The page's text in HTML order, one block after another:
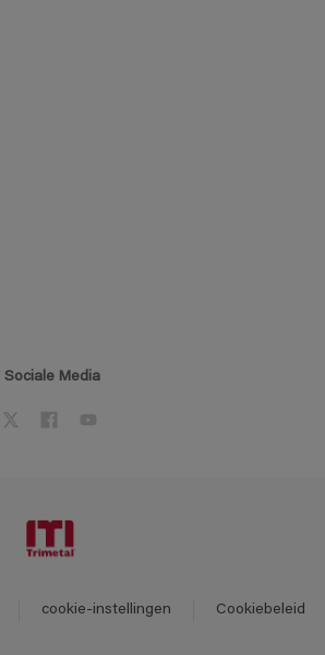
Sociale Media
cookie-instellingen Cookiebeleid